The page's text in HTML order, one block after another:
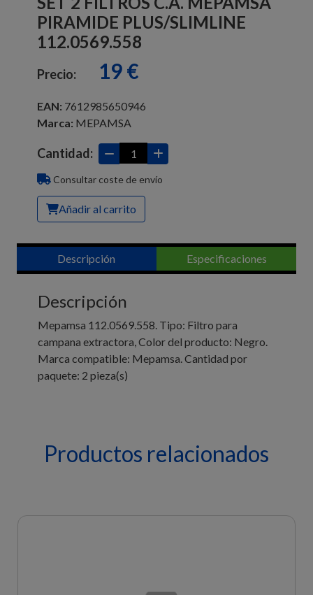
PIRAMIDE PLUS/SLIMLINE
112.0569.558
Precio: 19 €
EAN: 7612985650946
Marca: MEPAMSA
Cantidad:
Consultar coste de envío
Añadir al carrito
Descripción Especificaciones
Descripción
Mepamsa 112.0569.558. Tipo: Filtro para
campana extractora, Color del producto: Negro.
Marca compatible: Mepamsa. Cantidad por
paquete: 2 pieza(s)
Productos relacionados